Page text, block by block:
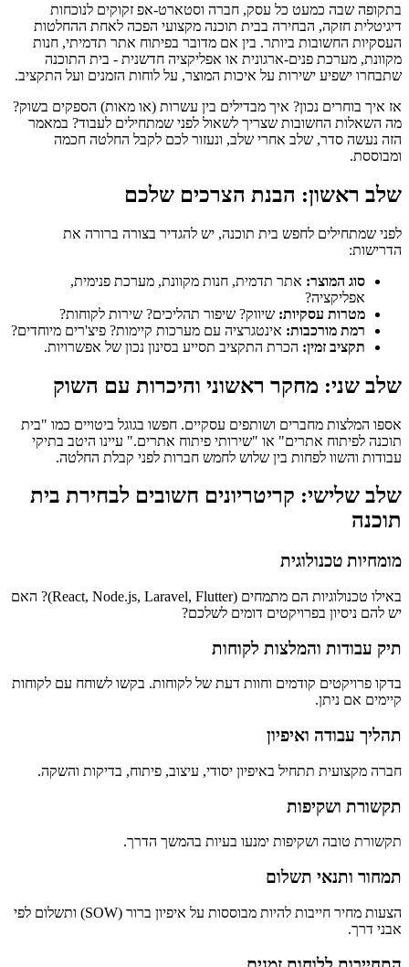
בתקופה שבה כמעט כל עסק, חברה וסטארט-אפ זקוקים לנוכחות
דיגיטלית חזקה, הבחירה בבית תוכנה מקצועי הפכה לאחת ההחלטות
העסקיות החשובות ביותר. בין אם מדובר בפיתוח אתר תדמיתי, חנות
מקוונת, מערכת פנים-ארגונית או אפליקציה חדשנית - בית התוכנה
שתבחרו ישפיע ישירות על איכות המוצר, על לוחות הזמנים ועל התקציב.
אז איך בוחרים נכון? איך מבדילים בין עשרות (או מאות) הספקים בשוק?
מה השאלות החשובות שצריך לשאול לפני שמתחילים לעבוד? במאמר
הזה נעשה סדר, שלב אחרי שלב, ונעזור לכם לקבל החלטה חכמה
ומבוססת.
שלב ראשון: הבנת הצרכים שלכם
לפני שמתחילים לחפש בית תוכנה, יש להגדיר בצורה ברורה את
הדרישות:
סוג המוצר: אתר תדמית, חנות מקוונת, מערכת פנימית,
אפליקציה?
מטרות עסקיות: שיווק? שיפור תהליכים? שירות לקוחות?
רמת מורכבות: אינטגרציה עם מערכות קיימות? פיצ'רים מיוחדים?
תקציב זמין: הכרת התקציב תסייע בסינון נכון של אפשרויות.
שלב שני: מחקר ראשוני והיכרות עם השוק
אספו המלצות מחברים ושותפים עסקיים. חפשו בגוגל ביטויים כמו "בית
תוכנה לפיתוח אתרים" או "שירותי פיתוח אתרים." עיינו היטב בתיקי
עבודות והשוו לפחות בין שלוש לחמש חברות לפני קבלת החלטה.
שלב שלישי: קריטריונים חשובים לבחירת בית
תוכנה
מומחיות טכנולוגית
באילו טכנולוגיות הם מתמחים (React, Node.js, Laravel, Flutter)? האם
יש להם ניסיון בפרויקטים דומים לשלכם?
תיק עבודות והמלצות לקוחות
בדקו פרויקטים קודמים וחוות דעת של לקוחות. בקשו לשוחח עם לקוחות
קיימים אם ניתן.
תהליך עבודה ואיפיון
חברה מקצועית תתחיל באיפיון יסודי, עיצוב, פיתוח, בדיקות והשקה.
תקשורת ושקיפות
תקשורת טובה ושקיפות ימנעו בעיות בהמשך הדרך.
תמחור ותנאי תשלום
הצעות מחיר חייבות להיות מבוססות על איפיון ברור (SOW) ותשלום לפי
אבני דרך.